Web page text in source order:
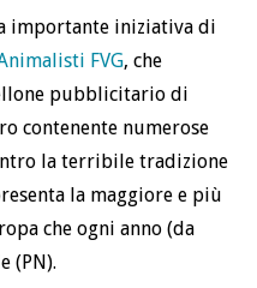
importante iniziativa di
FVG, che
pubblicitario di
contenente numerose
la terribile tradizione
la maggiore e più
che ogni anno (da
(PN).